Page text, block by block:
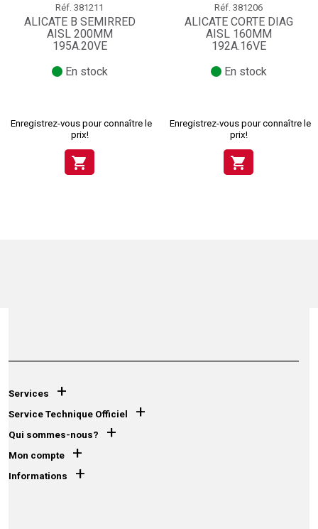
Réf. 381211
ALICATE B SEMIRRED
AISL 200MM
195A.20VE
En stock
Enregistrez-vous pour connaître le
prix!
shopping_cart
Réf. 381206
ALICATE CORTE DIAG
AISL 160MM
192A.16VE
En stock
Enregistrez-vous pour connaître le
prix!
shopping_cart
Services +
Service Technique Officiel +
Qui sommes-nous? +
Mon compte +
Informations +